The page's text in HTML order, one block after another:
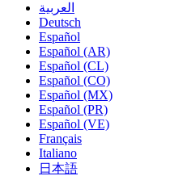
العربية
Deutsch
Español
Español (AR)
Español (CL)
Español (CO)
Español (MX)
Español (PR)
Español (VE)
Français
Italiano
日本語